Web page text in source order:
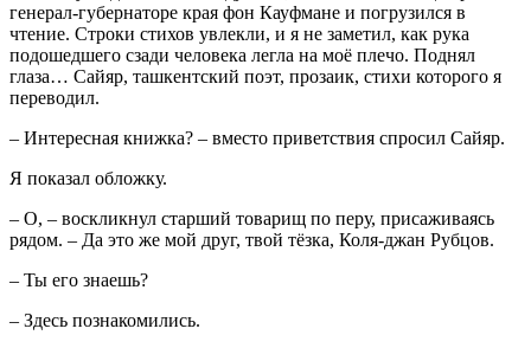
генерал-губернаторе края фон Кауфмане и погрузился в
чтение. Строки стихов увлекли, и я не заметил, как рука
подошедшего сзади человека легла на моё плечо. Поднял
глаза… Сайяр, ташкентский поэт, прозаик, стихи которого я
переводил.
– Интересная книжка? – вместо приветствия спросил Сайяр.
Я показал обложку.
– О, – воскликнул старший товарищ по перу, присаживаясь
рядом. – Да это же мой друг, твой тёзка, Коля-джан Рубцов.
– Ты его знаешь?
– Здесь познакомились.